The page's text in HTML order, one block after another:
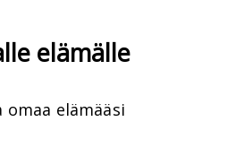
elämälle
elämääsi